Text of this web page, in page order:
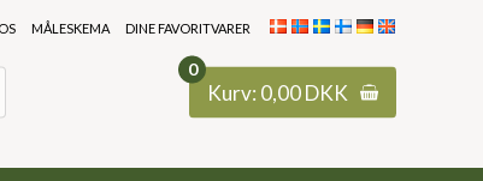
0
Kurv: 0,00DKK
MÅLESKEMA DINE FAVORITVARER